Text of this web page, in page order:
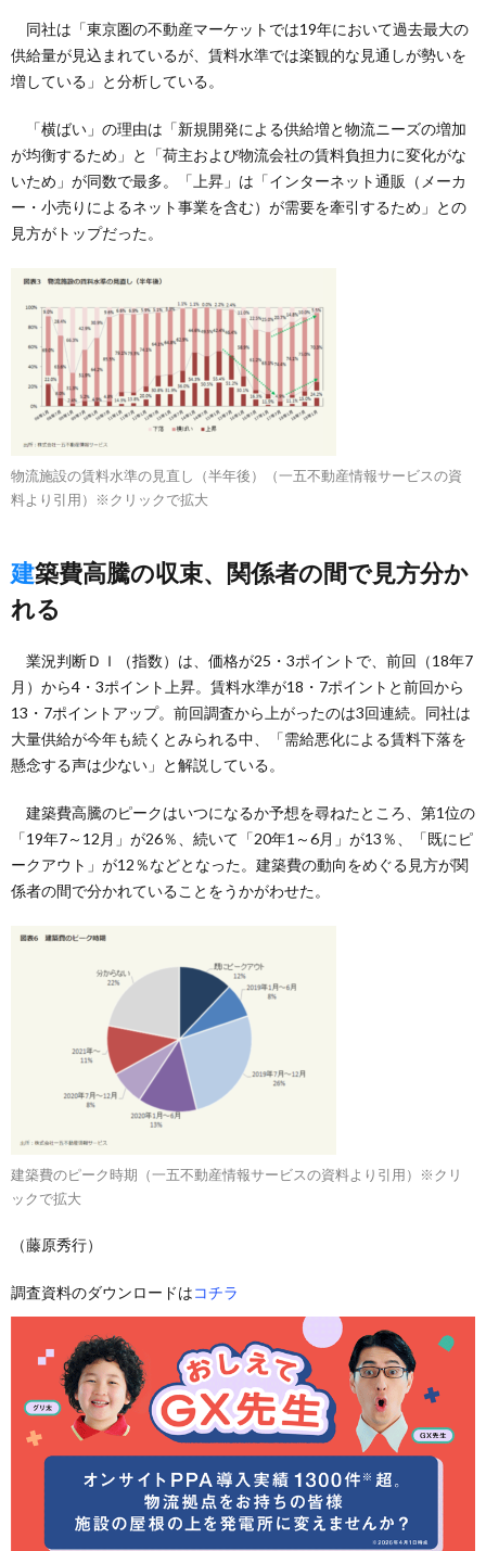
同社は「東京圏の不動産マーケットでは19年において過去最大の
供給量が見込まれているが、賃料水準では楽観的な見通しが勢いを
増している」と分析している。
「横ばい」の理由は「新規開発による供給増と物流ニーズの増加
が均衡するため」と「荷主および物流会社の賃料負担力に変化がな
いため」が同数で最多。「上昇」は「インターネット通販（メーカ
ー・小売りによるネット事業を含む）が需要を牽引するため」との
見方がトップだった。
物流施設の賃料水準の見直し（半年後）（一五不動産情報サービスの資
料より引用）※クリックで拡大
建築費高騰の収束、関係者の間で見方分か
れる
業況判断ＤＩ（指数）は、価格が25・3ポイントで、前回（18年7
月）から4・3ポイント上昇。賃料水準が18・7ポイントと前回から
13・7ポイントアップ。前回調査から上がったのは3回連続。同社は
大量供給が今年も続くとみられる中、「需給悪化による賃料下落を
懸念する声は少ない」と解説している。
建築費高騰のピークはいつになるか予想を尋ねたところ、第1位の
「19年7～12月」が26％、続いて「20年1～6月」が13％、「既にピ
ークアウト」が12％などとなった。建築費の動向をめぐる見方が関
係者の間で分かれていることをうかがわせた。
建築費のピーク時期（一五不動産情報サービスの資料より引用）※クリ
ックで拡大
（藤原秀行）
調査資料のダウンロードはコチラ